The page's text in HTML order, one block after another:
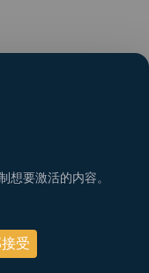
要激活的内容。
受